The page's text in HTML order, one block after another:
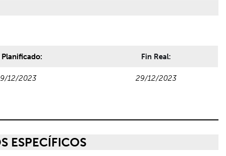
Planificado: Fin Real:
12/2023 29/12/2023
ESPECÍFICOS